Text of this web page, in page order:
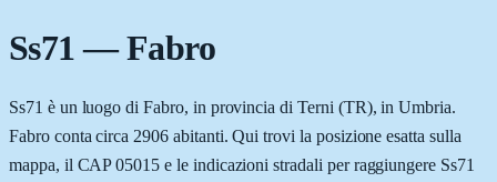
Ss71—Fabro
Ss71 è un luogo di Fabro, in provincia di Terni (TR), in Umbria.
Fabro conta circa 2906 abitanti. Qui trovi la posizione esatta sulla
mappa, il CAP 05015 e le indicazioni stradali per raggiungere Ss71